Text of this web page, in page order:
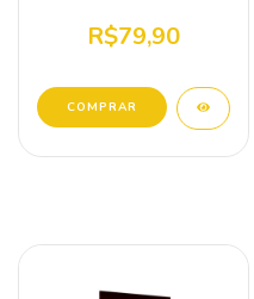
R$79,90